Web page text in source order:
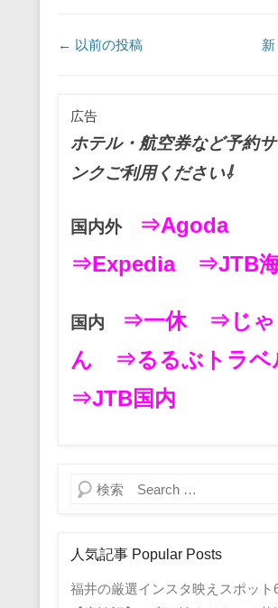
b
k
投稿ナビゲーション
← 以前の投稿
広告
ホテル・航空券など予約
ンクご利用ください⇩
国内外
⇒Agoda
⇒Expedia
⇒JTB
国内 ⇒一休
⇒じゃ
ん
⇒るるぶトラベ
⇒JTB国内
検索
人気記事 Popular Posts
福井の厳選インスタ映えスポット